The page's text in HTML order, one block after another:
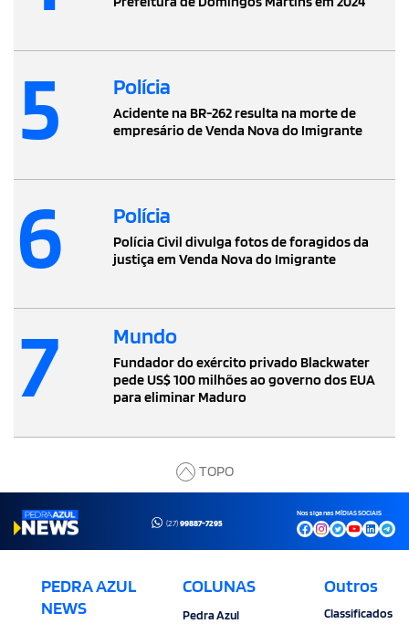
5 Polícia
Acidente na BR-262 resulta na morte de
empresário de Venda Nova do Imigrante
6 Polícia
Polícia Civil divulga fotos de foragidos da
justiça em Venda Nova do Imigrante
7 Mundo
Fundador do exército privado Blackwater
pede US$ 100 milhões ao governo dos EUA
para eliminar Maduro
TOPO
(27)99887-7295
Nos siga nas MÍDIAS SOCIAIS
PEDRA AZUL
NEWS
COLUNAS
Pedra Azul
Outros
Classificados